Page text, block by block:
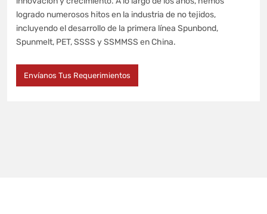
logrado numerosos hitos en la industria de no tejidos,
incluyendo el desarrollo de la primera línea Spunbond,
Spunmelt, PET, SSSS y SSMMSS en China.
Envíanos Tus Requerimientos